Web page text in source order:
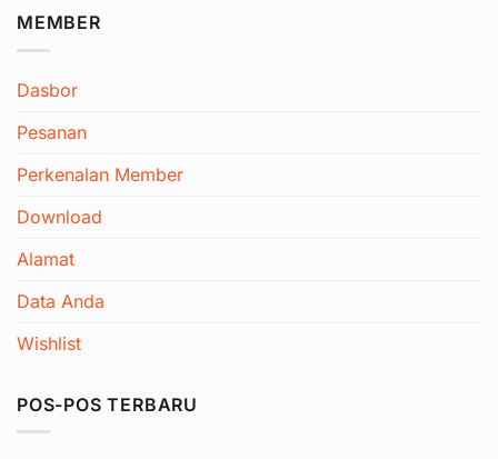
MEMBER
Dasbor
Pesanan
Perkenalan Member
Download
Alamat
Data Anda
Wishlist
POS-POS TERBARU